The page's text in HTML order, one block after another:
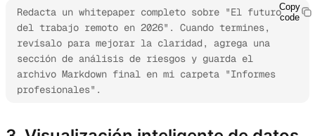
Redacta un whitepaper completo sobre "El futuro
del trabajo remoto en 2026". Cuando termines,
revísalo para mejorar la claridad, agrega una
sección de análisis de riesgos y guarda el
archivo Markdown final en mi carpeta "Informes
profesionales".
Copy
code